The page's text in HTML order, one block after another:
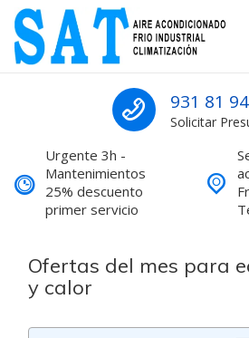
Skip to navigation
Skip to content
SAT Aire
SAT Aire acondicionado Barcelona Servicio
931 81
Solicitar
Urgente 3h -
Mantenimientos
25% descuento
primer servicio
Ofertas del mes para
y calor